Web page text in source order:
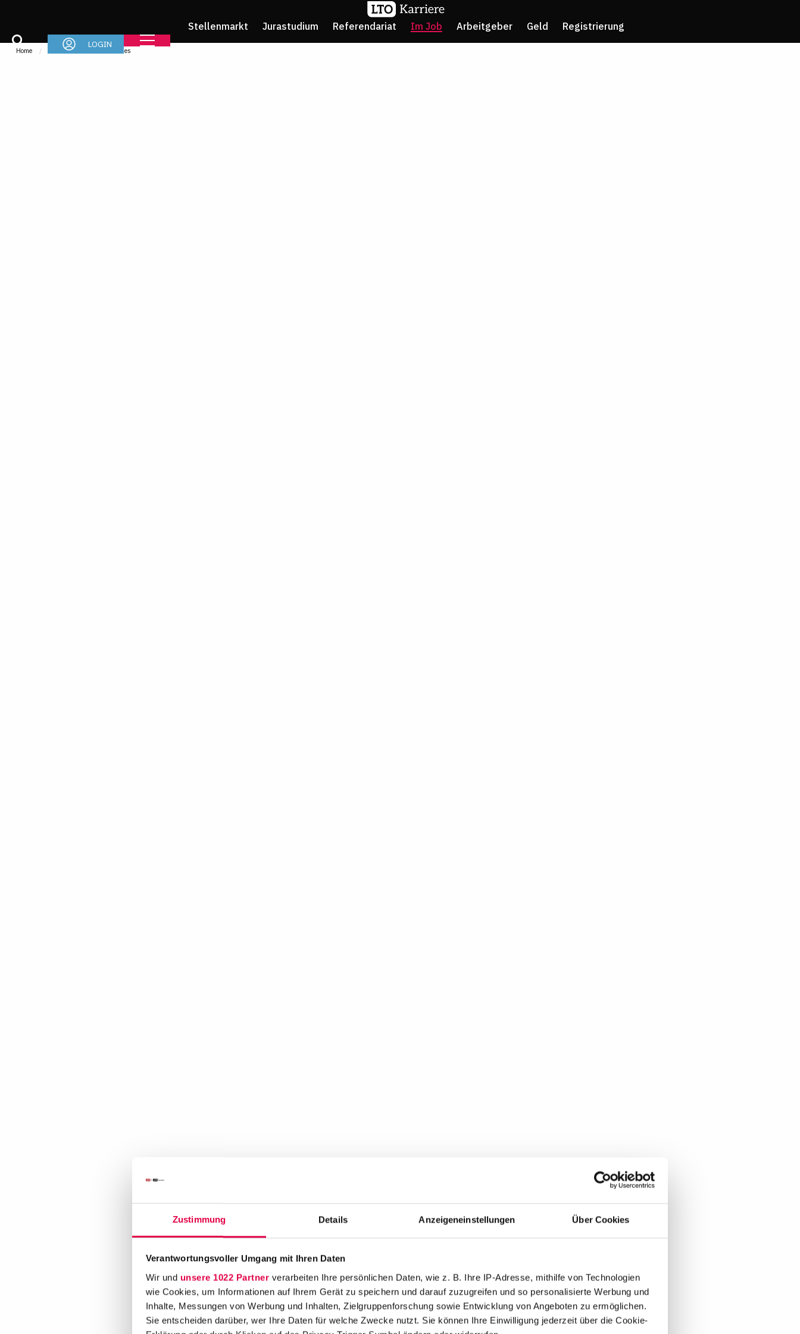
Zustimmung Details Anzeigeneinstellungen Über Cookies
Verantwortungsvoller Umgang mit Ihren Daten
Wir und unsere 1022 Partner verarbeiten Ihre persönlichen Daten, wie z. B. Ihre IP-Adresse, mithilfe von Technologien
wie Cookies, um Informationen auf Ihrem Gerät zu speichern und darauf zuzugreifen und so personalisierte Werbung und
Inhalte, Messungen von Werbung und Inhalten, Zielgruppenforschung sowie Entwicklung von Angeboten zu ermöglichen.
Sie entscheiden darüber, wer Ihre Daten für welche Zwecke nutzt. Sie können Ihre Einwilligung jederzeit über die Cookie-
Stellenmarkt Jurastudium Referendariat Im Job Arbeitgeber Geld Registrierung
LOGIN
Home Im Job News & Stories